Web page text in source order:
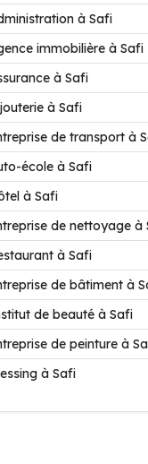
à Safi
immobilière à Safi
à Safi
à Safi
de transport à
école à Safi
à Safi
de nettoyage à
à Safi
de bâtiment à
de beauté à Safi
de peinture à
à Safi